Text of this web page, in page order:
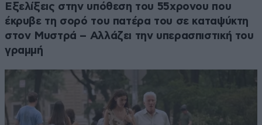
Εξελίξεις στην υπόθεση του 55χρονου που
έκρυβε τη σορό του πατέρα του σε καταψύκτη
στον Μυστρά – Αλλάζει την υπερασπιστική του
γραμμή